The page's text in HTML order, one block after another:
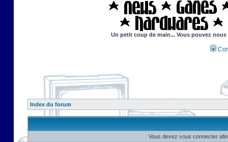
Un petit coup de main... Vous pouvez
Index du forum
Vous devez vous connecter